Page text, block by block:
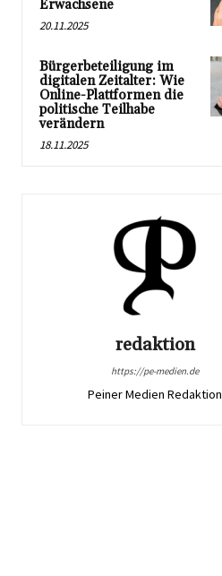
Erwachsene
20.11.2025
Bürgerbeteiligung im
digitalen Zeitalter: Wie
Online-Plattformen die
politische Teilhabe
verändern
18.11.2025
redaktion
https://pe-medien.de
Peiner Medien Redaktion